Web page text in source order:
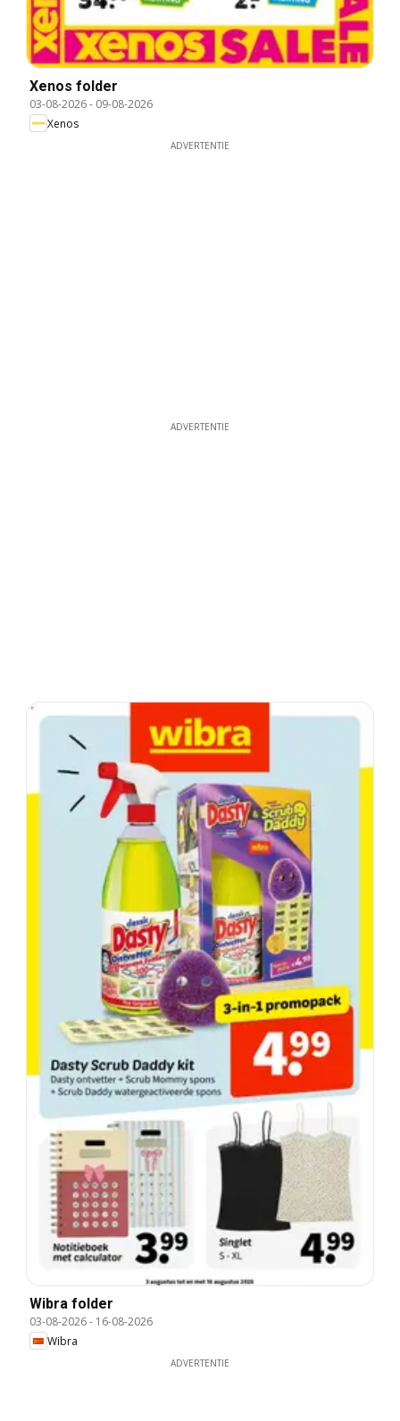
Xenos folder
03-08-2026- 09-08-2026
Xenos
ADVERTENTIE
ADVERTENTIE
Wibra folder
03-08-2026- 16-08-2026
Wibra
ADVERTENTIE